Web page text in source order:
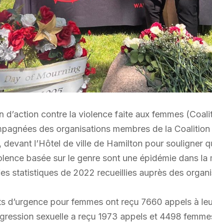
d’action contre la violence faite aux femmes
des organisations membres de la
l’Hôtel de ville de Hamilton pour souligner
basée sur le genre sont une épidémie dans la
statistiques de 2022 recueillies auprès des
d’urgence pour femmes ont reçu 7660 appels à
sexuelle a reçu 1973 appels et 4498